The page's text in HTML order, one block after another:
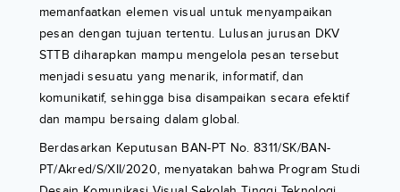
memanfaatkan elemen visual untuk menyampaikan
pesan dengan tujuan tertentu. Lulusan jurusan DKV
STTB diharapkan mampu mengelola pesan tersebut
menjadi sesuatu yang menarik, informatif, dan
komunikatif, sehingga bisa disampaikan secara efektif
dan mampu bersaing dalam global.
Berdasarkan Keputusan BAN-PT No. 8311/SK/BAN-
PT/Akred/S/XII/2020, menyatakan bahwa Program Studi